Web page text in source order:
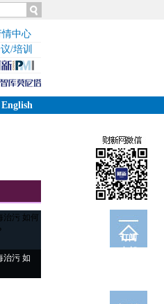
情中心
/培训
English
订阅
电邮
治污 如